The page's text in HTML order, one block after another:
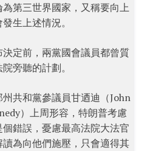
第三世界國家，又稱要向上
生上述情況。
定前，兩黨國會議員都曾質
旁聽的計劃。
共和黨參議員甘迺迪（John
）上周形容，特朗普考慮
錯誤，憂慮最高法院大法官
為向他們施壓，只會適得其